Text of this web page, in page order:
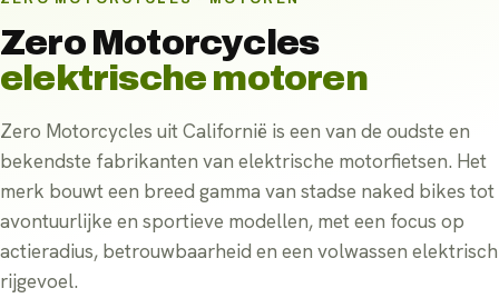
Zero Motorcycles
elektrische motoren
Zero Motorcycles uit Californië is een van de oudste en
bekendste fabrikanten van elektrische motorfietsen. Het
merk bouwt een breed gamma van stadse naked bikes tot
avontuurlijke en sportieve modellen, met een focus op
actieradius, betrouwbaarheid en een volwassen elektrisch
rijgevoel.